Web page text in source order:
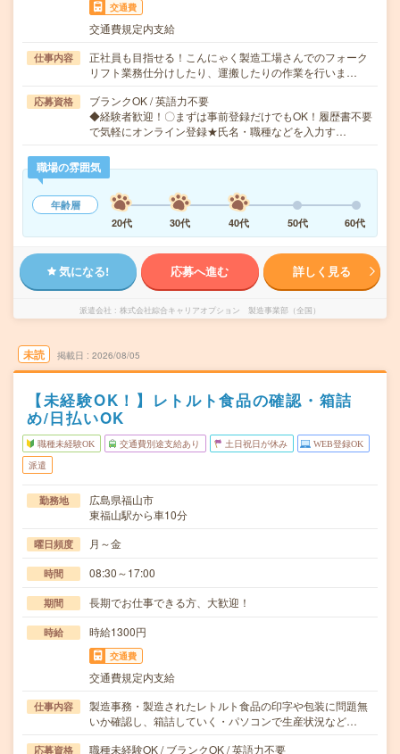
交通費
交通費規定内支給
仕事内容
正社員も目指せる！こんにゃく製造工場さんでのフォーク
リフト業務仕分けしたり、運搬したりの作業を行いま…
応募資格
ブランクOK / 英語力不要
◆経験者歓迎！〇まずは事前登録だけでもOK！履歴書不要
で気軽にオンライン登録★氏名・職種などを入力す…
職場の雰囲気
年齢層
20代
30代 40代 50代 60代
気になる! 応募へ進む 詳しく見る
派遣会社 株式会社綜合キャリアオプション 製造事業部（全国）
未読 掲載日 2026/08/05
【未経験OK！】レトルト食品の確認・箱詰
め/日払いOK
職種未経験OK 交通費別途支給あり 土日祝日が休み WEB登録OK
派遣
勤務地
広島県福山市
東福山駅から車10分
曜日頻度 月～金
時間 08:30～17:00
期間 長期でお仕事できる方、大歓迎！
時給 時給1300円
交通費
交通費規定内支給
仕事内容
製造事務・製造されたレトルト食品の印字や包装に問題無
いか確認し、箱詰していく・パソコンで生産状況など…
応募資格
職種未経験OK / ブランクOK / 英語力不要